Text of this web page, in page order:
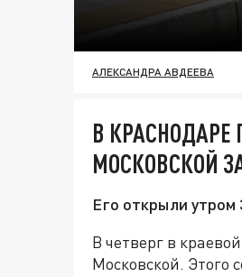
АЛЕКСАНДРА АВДЕЕВА
В КРАСНОДАРЕ
МОСКОВСКОЙ
Его открыли утром
В четверг в
Московской. Этого